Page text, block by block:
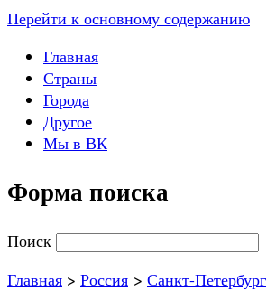
Перейти к основному содержанию
Главная
Страны
Города
Другое
Мы в ВК
Форма поиска
Поиск
Главная > Россия > Санкт-Петербург